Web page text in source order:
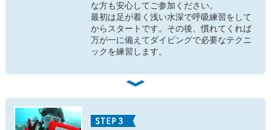
な方も安心してご参加ください。
最初は足が着く浅い水深で呼吸練習をして
からスタートです。その後、慣れてくれば
万が一に備えてダイビングで必要なテクニ
ックを練習します。